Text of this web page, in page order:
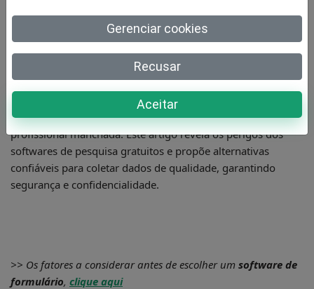
los
Pesquisas online são essenciais para empresas, mas optar
por um software gratuito pode ser arriscado.
confidenciais podem ser comprometidose a imagem
profissional manchada. Este artigo revela os perigos dos
softwares de pesquisa gratuitos e propõe alternativas
confiáveis para coletar dados de qualidade, garantindo
segurança e confidencialidade.
>> Os fatores a considerar antes de escolher um software de
formulário, clique aqui
Gerenciar cookies
Recusar
Aceitar